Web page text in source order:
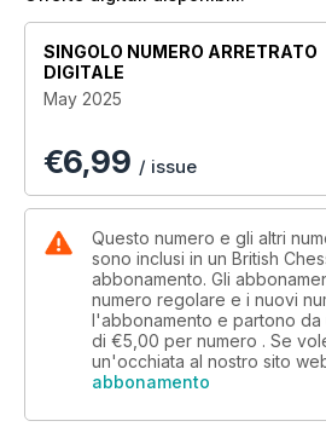
subscribe today!
SINGOLO NUMERO ARRETRATO
DIGITALE
May 2025
€6,99 / issue
Questo numero e gli altri
sono inclusi in un British
abbonamento. Gli
numero regolare e i nuovi
l'abbonamento e partono da
di €5,00 per numero . Se
un'occhiata al nostro sito
abbonamento